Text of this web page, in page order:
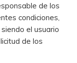
de los
condiciones,
el usuario
de los